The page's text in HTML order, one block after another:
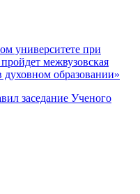
университете при
межвузовская
образовании»
заседание Ученого